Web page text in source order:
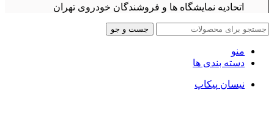
اتحادیه نمایشگاه ها و فروشندگان خودروی تهران
جست و جو
منو
دسته بندی ها
نیسان پیکاپ